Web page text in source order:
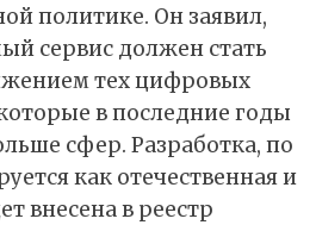
политике. Он заявил,
сервис должен стать
тех цифровых
в последние годы
сфер. Разработка, по
как отечественная и
внесена в реестр